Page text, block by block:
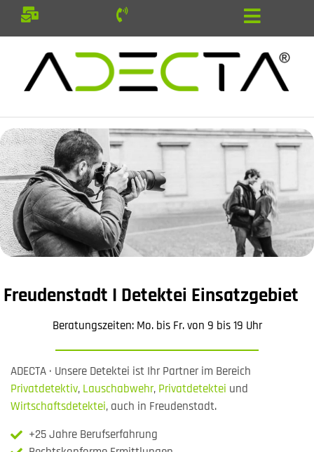
Freudenstadt I Detektei Einsatzgebiet
Beratungszeiten: Mo. bis Fr. von 9 bis 19 Uhr
ADECTA · Unsere Detektei ist Ihr Partner im Bereich
Privatdetektiv, Lauschabwehr, Privatdetektei und
Wirtschaftsdetektei, auch in Freudenstadt.
+25 Jahre Berufserfahrung